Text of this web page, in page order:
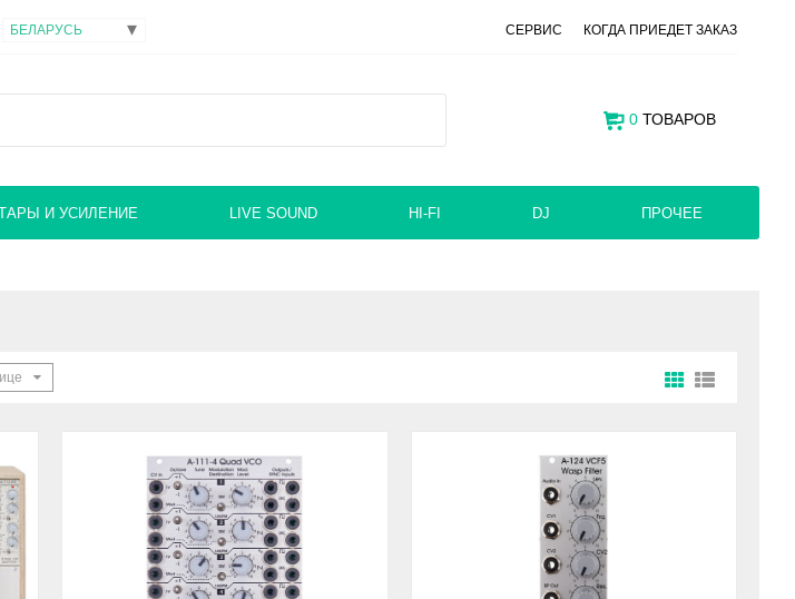
СЕРВИС КОГДА ПРИЕДЕТ ЗАКАЗ
0 ТОВАРОВ
И УСИЛЕНИЕ LIVE SOUND HI-FI DJ ПРОЧЕЕ